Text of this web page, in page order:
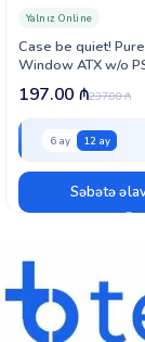
optimal səciyyədə
qoruyur.
Be quiet! Pure
keyfiyyətə qiymət
Case be quiet!
Window ATX w/o
(BGW20)
Yalnız Online
237.00₼
197.00 ₼
6 ay 12 ay
Səbətə